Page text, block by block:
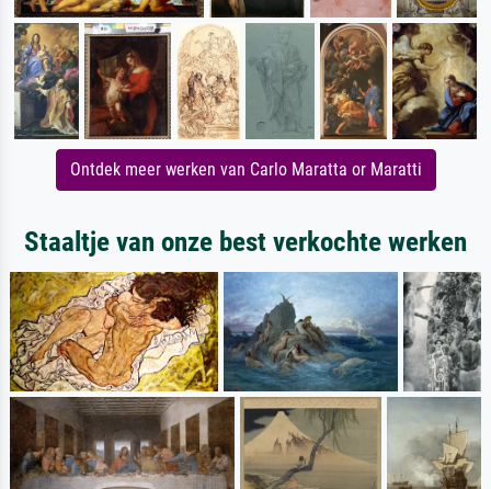
Ontdek meer werken van Carlo Maratta or Maratti
Staaltje van onze best verkochte werken